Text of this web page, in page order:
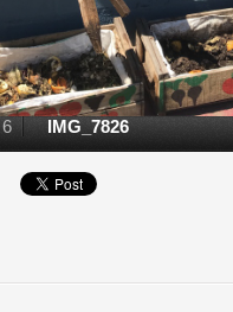
6 IMG_7826